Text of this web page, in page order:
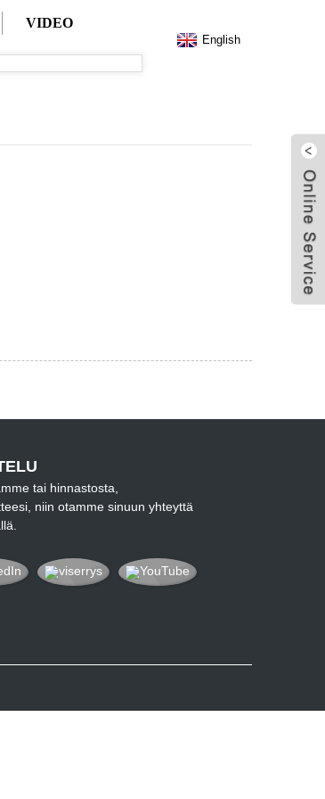
VIDEO
English
tai hinnastosta,
niin otamme sinuun yhteyttä